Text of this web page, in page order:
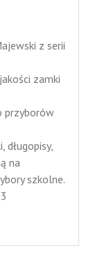
z serii
zamki
przyborów
długopisy,
na
szkolne.